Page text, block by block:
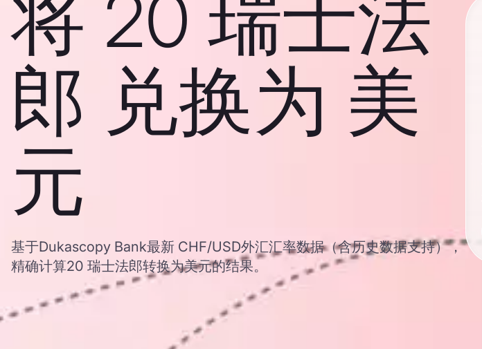
将 20 瑞士法
郎 兑换为 美
元
基于Dukascopy Bank最新 CHF/USD外汇汇率数据（含历史数据支持），
精确计算20 瑞士法郎转换为美元的结果。